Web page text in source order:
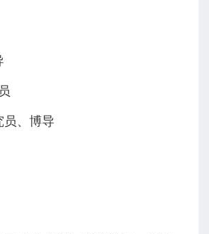
员、博导